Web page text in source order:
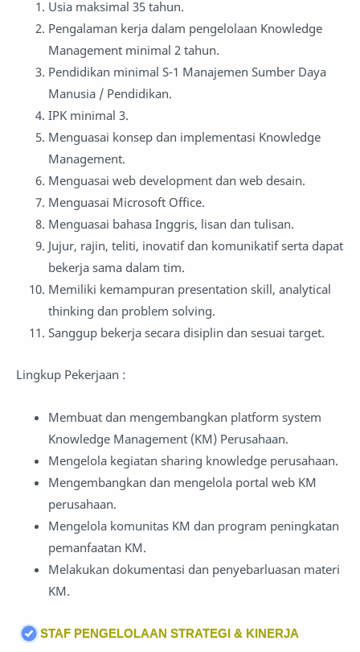
Usia maksimal 35 tahun.
Pengalaman kerja dalam pengelolaan Knowledge
Management minimal 2 tahun.
Pendidikan minimal S-1 Manajemen Sumber Daya
Manusia / Pendidikan.
IPK minimal 3.
Menguasai konsep dan implementasi Knowledge
Management.
Menguasai web development dan web desain.
Menguasai Microsoft Office.
Menguasai bahasa Inggris, lisan dan tulisan.
Jujur, rajin, teliti, inovatif dan komunikatif serta dapat
bekerja sama dalam tim.
Memiliki kemampuran presentation skill, analytical
thinking dan problem solving.
Sanggup bekerja secara disiplin dan sesuai target.
Lingkup Pekerjaan :
Membuat dan mengembangkan platform system
Knowledge Management (KM) Perusahaan.
Mengelola kegiatan sharing knowledge perusahaan.
Mengembangkan dan mengelola portal web KM
perusahaan.
Mengelola komunitas KM dan program peningkatan
pemanfaatan KM.
Melakukan dokumentasi dan penyebarluasan materi
KM.
STAF PENGELOLAAN STRATEGI & KINERJA